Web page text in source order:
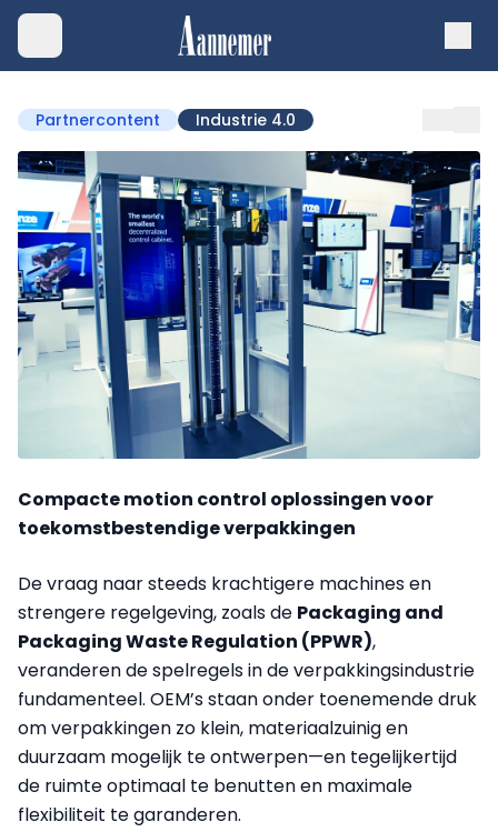
Partnercontent Industrie 4.0
Compacte motion control oplossingen voor
toekomstbestendige verpakkingen
De vraag naar steeds krachtigere machines en
strengere regelgeving, zoals de Packaging and
Packaging Waste Regulation (PPWR),
veranderen de spelregels in de verpakkingsindustrie
fundamenteel. OEM’s staan onder toenemende druk
om verpakkingen zo klein, materiaalzuinig en
duurzaam mogelijk te ontwerpen—en tegelijkertijd
de ruimte optimaal te benutten en maximale
flexibiliteit te garanderen.